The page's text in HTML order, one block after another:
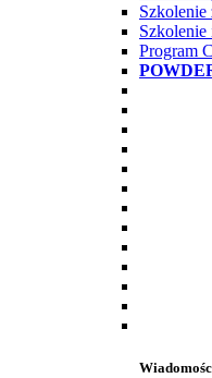
Szkolenie
Program